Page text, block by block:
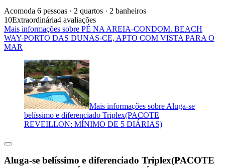
Acomoda 6 pessoas · 2 quartos · 2 banheiros
10Extraordinária4 avaliações
Mais informações sobre PÉ NA AREIA-CONDOM. BEACH
WAY-PORTO DAS DUNAS-CE, APTO COM VISTA PARA O
MAR
Mais informações sobre Aluga-se
belíssimo e diferenciado Triplex(PACOTE
REVEILLON: MÍNIMO DE 5 DIÁRIAS)
Aluga-se belíssimo e diferenciado Triplex(PACOTE